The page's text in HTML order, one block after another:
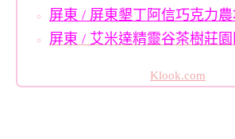
屏東 / 屏東墾丁阿信巧克力
屏東 / 艾米達精靈谷茶樹莊
Klook.com